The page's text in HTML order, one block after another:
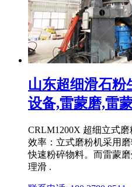
山东超细滑石粉
设备,雷蒙磨,雷
CRLM1200X 超细立式
效率：立式磨粉机采用
快速粉碎物料。而雷蒙
理滑 .